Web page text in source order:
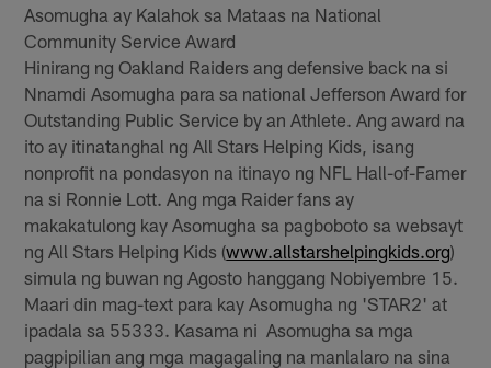
Asomugha ay Kalahok sa Mataas na National
Community Service Award
Hinirang ng Oakland Raiders ang defensive back na si
Nnamdi Asomugha para sa national Jefferson Award for
Outstanding Public Service by an Athlete. Ang award na
ito ay itinatanghal ng All Stars Helping Kids, isang
nonprofit na pondasyon na itinayo ng NFL Hall-of-Famer
na si Ronnie Lott. Ang mga Raider fans ay
makakatulong kay Asomugha sa pagboboto sa websayt
ng All Stars Helping Kids (www.allstarshelpingkids.org)
simula ng buwan ng Agosto hanggang Nobiyembre 15.
Maari din mag-text para kay Asomugha ng 'STAR2' at
ipadala sa 55333. Kasama ni Asomugha sa mga
pagpipilian ang mga magagaling na manlalaro na sina